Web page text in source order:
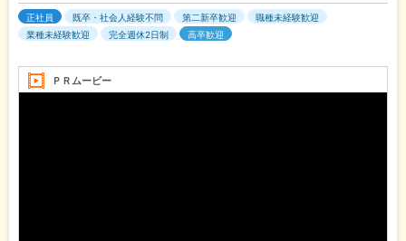
正社員 既卒・社会人経験不問 第二新卒歓迎
職種未経験歓迎
業種未経験歓迎
完全週休2日制 高卒歓迎
ＰＲムービー